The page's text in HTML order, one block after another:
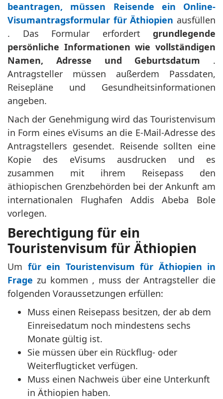
beantragen, müssen Reisende ein Online-
Visumantragsformular für Äthiopien ausfüllen
. Das Formular erfordert grundlegende
persönliche Informationen wie vollständigen
Namen, Adresse und Geburtsdatum .
Antragsteller müssen außerdem Passdaten,
Reisepläne und Gesundheitsinformationen
angeben.
Nach der Genehmigung wird das Touristenvisum
in Form eines eVisums an die E-Mail-Adresse des
Antragstellers gesendet. Reisende sollten eine
Kopie des eVisums ausdrucken und es
zusammen mit ihrem Reisepass den
äthiopischen Grenzbehörden bei der Ankunft am
internationalen Flughafen Addis Abeba Bole
vorlegen.
Berechtigung für ein
Touristenvisum für Äthiopien
Um für ein Touristenvisum für Äthiopien in
Frage zu kommen , muss der Antragsteller die
folgenden Voraussetzungen erfüllen:
Muss einen Reisepass besitzen, der ab dem
Einreisedatum noch mindestens sechs
Monate gültig ist.
Sie müssen über ein Rückflug- oder
Weiterflugticket verfügen.
Muss einen Nachweis über eine Unterkunft
in Äthiopien haben.